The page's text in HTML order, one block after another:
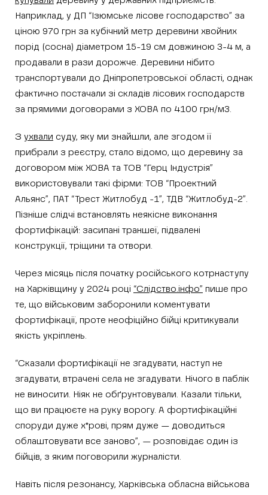
Наприклад, у ДП “Ізюмське лісове господарство” за
ціною 970 грн за кубічний метр деревини хвойних
порід (сосна) діаметром 15-19 см довжиною 3-4 м, а
продавали в рази дорожче. Деревини нібито
транспортували до Дніпропетровської області, однак
фактично постачали зі складів лісових господарств
за прямими договорами з ХОВА по 4100 грн/м3.
З ухвали суду, яку ми знайшли, але згодом її
прибрали з реєстру, стало відомо, що деревину за
договором між ХОВА та ТОВ “Герц Індустрія”
використовували такі фірми: ТОВ “Проектний
Альянс”, ПАТ “Трест Житлобуд -1”, ТДВ “Житлобуд-2”.
Пізніше слідчі встановлять неякісне виконання
фортифікацій: засипані траншеї, підвалені
конструкції, тріщини та отвори.
Через місяць після початку російського котрнаступу
на Харківщину у 2024 році “Слідство.інфо” пише про
те, що військовим заборонили коментувати
фортифікації, проте неофіційно бійці критикували
якість укріплень.
“Сказали фортифікації не згадувати, наступ не
згадувати, втрачені села не згадувати. Нічого в паблік
не виносити. Ніяк не обґрунтовували. Казали тільки,
що ви працюєте на руку ворогу. А фортифікаційні
споруди дуже х*рові, прям дуже — доводиться
облаштовувати все заново”, — розповідає один із
бійців, з яким поговорили журналісти.
Навіть після резонансу, Харківська обласна військова